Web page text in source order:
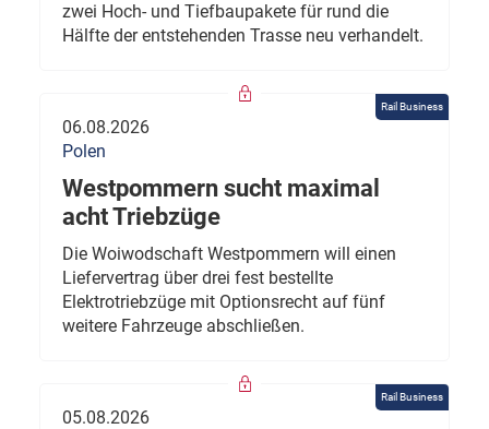
zwei Hoch- und Tiefbaupakete für rund die
Hälfte der entstehenden Trasse neu verhandelt.
Rail Business
06.08.2026
Polen
Westpommern sucht maximal
acht Triebzüge
Die Woiwodschaft Westpommern will einen
Liefervertrag über drei fest bestellte
Elektrotriebzüge mit Optionsrecht auf fünf
weitere Fahrzeuge abschließen.
Rail Business
05.08.2026